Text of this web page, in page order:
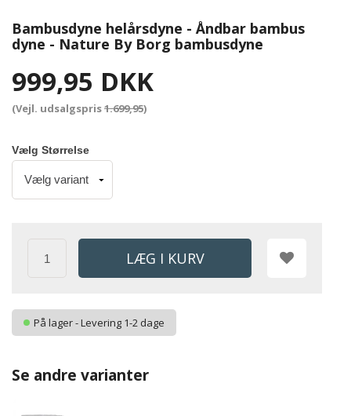
Bambusdyne helårsdyne - Åndbar bambus
dyne - Nature By Borg bambusdyne
999,95 DKK
(Vejl. udsalgspris1.699,95)
Vælg Størrelse
På lager - Levering 1-2 dage
Se andre varianter